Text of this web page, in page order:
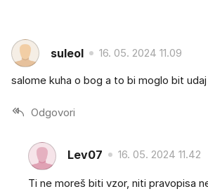
suleol 16. 05. 2024 11.09
salome kuha o bog a to bi moglo bit
Odgovori
Lev07 16. 05. 2024 11.42
Ti ne moreš biti vzor, niti pravopisa